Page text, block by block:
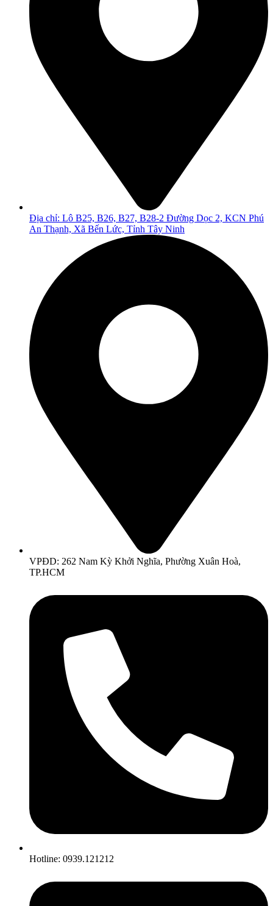
Địa chỉ: Lô B25, B26, B27, B28-2 Đường Dọc 2, KCN Phú
An Thạnh, Xã Bến Lức, Tỉnh Tây Ninh
VPĐD: 262 Nam Kỳ Khởi Nghĩa, Phường Xuân Hoà,
TP.HCM
Hotline: 0939.121212